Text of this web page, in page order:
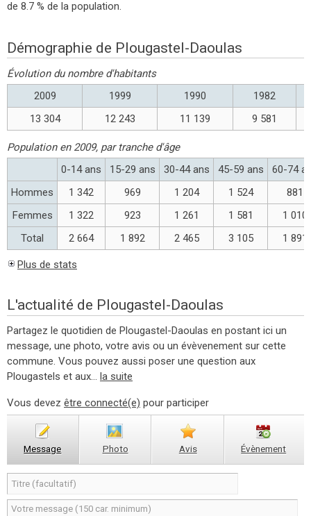
de 8.7 % de la population.
Démographie de Plougastel-Daoulas
Évolution du nombre d'habitants
2009
1999 1990
1982
13 304
12 243 11 139 9 581
Population en 2009, par tranche d'âge
0-14 ans
15-29 ans 30-44 ans 45-59 ans
60-74
Hommes
1 342 969 1 204 1 524
881
Femmes
1 322 923 1 261 1 581
1 010
Total
2 664 1 892 2 465 3 105 1 891
Plus de stats
L'actualité de Plougastel-Daoulas
Partagez le quotidien de Plougastel-Daoulas en postant ici un
message, une photo, votre avis ou un évèvenement sur cette
commune. Vous pouvez aussi poser une question aux
Plougastels et aux... la suite
Vous devez être connecté(e) pour participer
Message Photo Avis Évènement